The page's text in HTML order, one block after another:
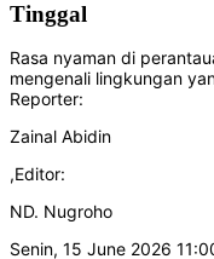
Tinggal
Rasa nyaman di
mengenali lingkungan
Reporter:
Zainal Abidin
,Editor:
ND. Nugroho
Senin, 15 June 2026